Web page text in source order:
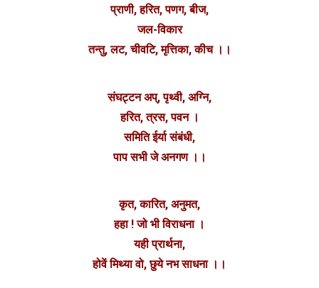
प्राणी, हरित, पणग, बीज,
जल-विकार
तन्तु, लट, चीवटि, मृत्तिका, कीच ।।
संघट्टन अप्, पृथ्वी, अग्नि,
हरित, त्रस, पवन ।
समिति ईर्या संबंधी,
पाप सभी जे अनगण ।।
कृत, कारित, अनुमत,
हहा ! जो भी विराधना ।
यही प्रार्थना,
होवें मिथ्या वो, छुये नभ साधना ।।